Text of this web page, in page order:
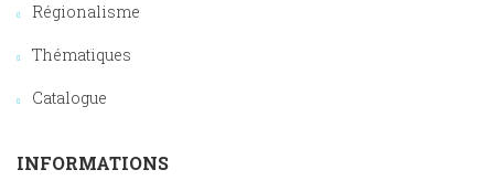
Régionalisme
Thématiques
Catalogue
INFORMATIONS